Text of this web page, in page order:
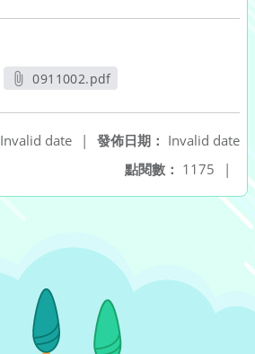
0911002.pdf
發佈日期： Invalid date
Invalid date
|
點閱數： 1175 |